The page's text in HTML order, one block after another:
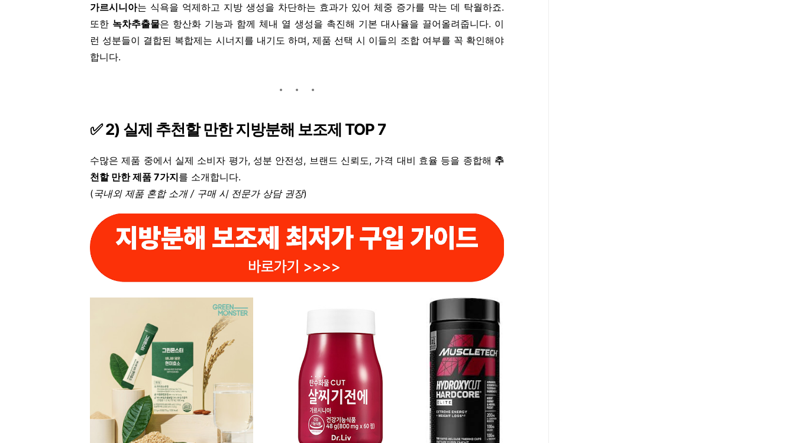
가르시니아는 식욕을 억제하고 지방 생성을 차단하는 효과가 있어 체중 증가를 막는 데 탁월하죠.
또한 녹차추출물은 항산화 기능과 함께 체내 열 생성을 촉진해 기본 대사율을 끌어올려줍니다. 이
런 성분들이 결합된 복합제는 시너지를 내기도 하며, 제품 선택 시 이들의 조합 여부를 꼭 확인해야
합니다.
✅2) 실제 추천할 만한 지방분해 보조제 TOP 7
수많은 제품 중에서 실제 소비자 평가, 성분 안전성, 브랜드 신뢰도, 가격 대비 효율 등을 종합해 추
천할 만한 제품 7가지를 소개합니다.
(국내외 제품 혼합 소개 / 구매 시 전문가 상담 권장)